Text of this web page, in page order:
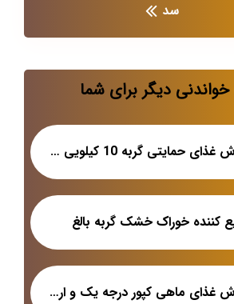
سد
دیگر برای شما
فروش غذای حمایتی گربه 10 کیلویی در اصفهان
کننده خوراک خشک گربه بالغ
فروش غذای ماهی کپور درجه یک و ارزان در بازار تبریز